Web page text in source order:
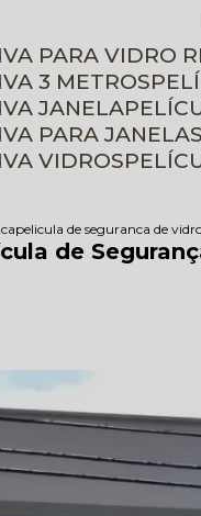
PARA VIDRO
3 METROS
JANELA
PARA JANELAS
VIDROS
pelicula de seguranca de
de